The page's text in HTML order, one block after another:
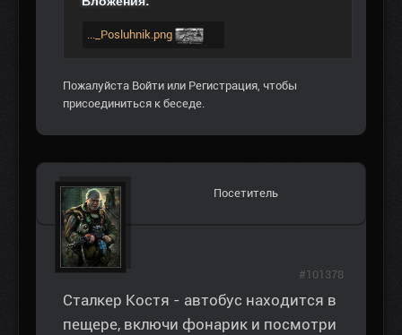
..._Posluhnik.png
Пожалуйста Войти или Регистрация, чтобы
присоединиться к беседе.
Посетитель
Сталкер Костя - автобус находится в
пещере, включи фонарик и посмотри
#101378